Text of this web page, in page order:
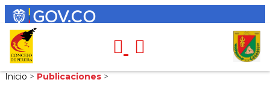
Inicio > Publicaciones >